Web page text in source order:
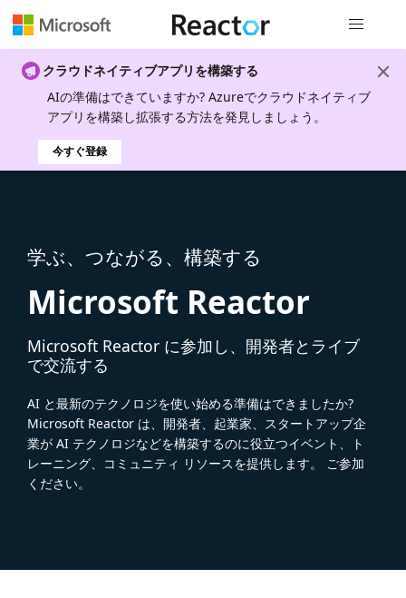
クラウドネイティブアプリを構築する
AIの準備はできていますか? Azureでクラウドネイティブ
アプリを構築し拡張する方法を発見しましょう。
今すぐ登録
学ぶ、つながる、構築する
Microsoft Reactor
Microsoft Reactor に参加し、開発者とライブ
で交流する
AI と最新のテクノロジを使い始める準備はできましたか?
Microsoft Reactor は、開発者、起業家、スタートアップ企
業が AI テクノロジなどを構築するのに役立つイベント、ト
レーニング、コミュニティ リソースを提供します。 ご参加
ください。